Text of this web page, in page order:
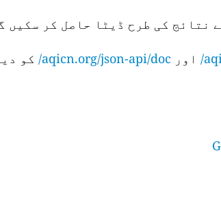
نتائج کی طرح ڈیٹا حاصل کر سکیں
اور aqicn.org/json-api/doc/ کو